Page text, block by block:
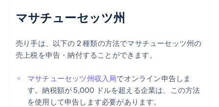
マサチューセッツ州
売り手は、以下の 2 種類の方法でマサチューセッツ州の
売上税を申告・納付することができます。
マサチューセッツ州収入局でオンライン申告しま
す。納税額が 5,000 ドルを超える企業は、この方法
を使用して申告します必要があります。